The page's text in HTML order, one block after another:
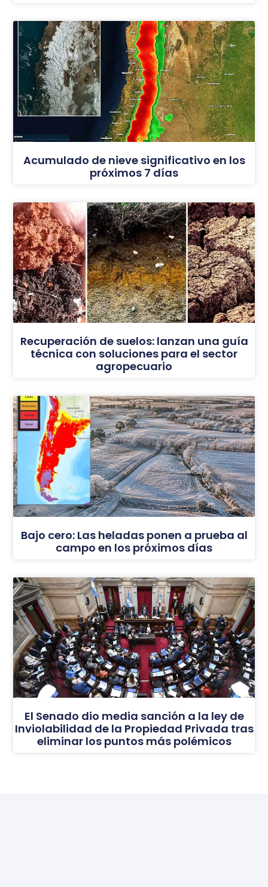
Acumulado de nieve significativo en los
próximos 7 días
Recuperación de suelos: lanzan una guía
técnica con soluciones para el sector
agropecuario
Bajo cero: Las heladas ponen a prueba al
campo en los próximos días
El Senado dio media sanción a la ley de
Inviolabilidad de la Propiedad Privada tras
eliminar los puntos más polémicos